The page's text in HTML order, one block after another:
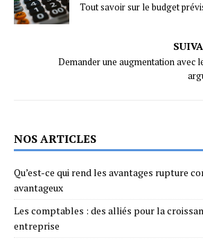
Tout savoir sur le budget
Demander une augmentation avec
NOS ARTICLES
Qu’est-ce qui rend les avantages rupture
avantageux
Les comptables : des alliés pour la
entreprise